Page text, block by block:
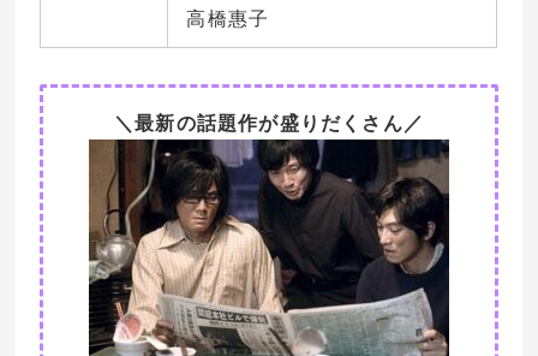
高橋惠子
＼最新の話題作が盛りだくさん／